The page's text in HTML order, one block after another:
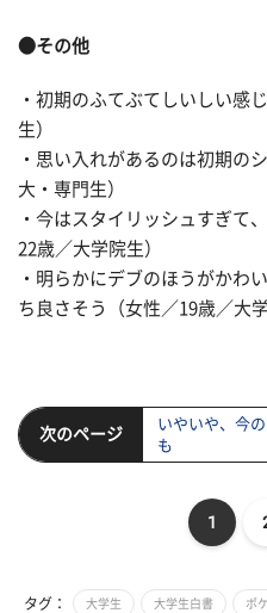
●その他
・初期のふてぶてしいしい感
生）
・思い入れがあるのは初期の
大・専門生）
・今はスタイリッシュすぎて
22歳／大学院生）
・明らかにデブのほうがかわ
ち良さそう（女性／19歳／大学
次のページ
いやいや、今
も
1
タグ： 大学生 大学生白書 ポ